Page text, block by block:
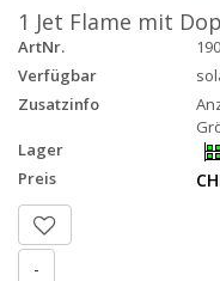
1 Jet Flame mit
ArtNr.
Verfügbar
Zusatzinfo
Lager
Preis
-